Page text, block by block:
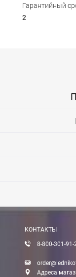
Гарантийный
2
Вы можете
Оплата при
Вы можете
Вы можете
Доставка:
КОНТАКТЫ
8-800-301-91-
Адреса